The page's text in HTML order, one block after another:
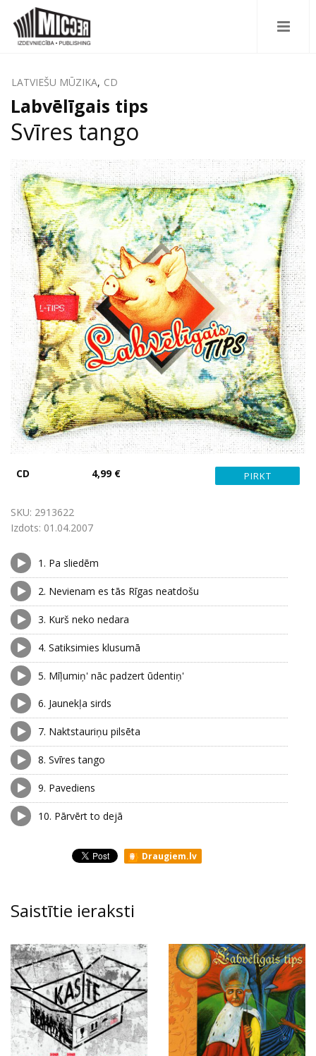
LATVIEŠU MŪZIKA, CD
Labvēlīgais tips
Svīres tango
CD 4,99 €
SKU: 2913622
Izdots: 01.04.2007
1. Pa sliedēm
2. Nevienam es tās Rīgas neatdošu
3. Kurš neko nedara
4. Satiksimies klusumā
5. Mīļumiņ' nāc padzert ūdentiņ'
6. Jaunekļa sirds
7. Naktstauriņu pilsēta
8. Svīres tango
9. Pavediens
10. Pārvērt to dejā
Draugiem.lv
Saistītie ieraksti